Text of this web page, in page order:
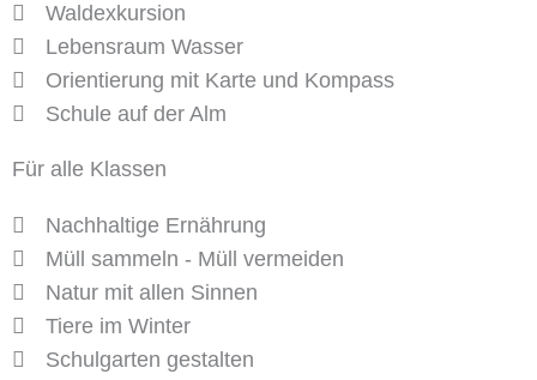
Waldexkursion
Lebensraum Wasser
Orientierung mit Karte und Kompass
Schule auf der Alm
Für alle Klassen
Nachhaltige Ernährung
Müll sammeln - Müll vermeiden
Natur mit allen Sinnen
Tiere im Winter
Schulgarten gestalten